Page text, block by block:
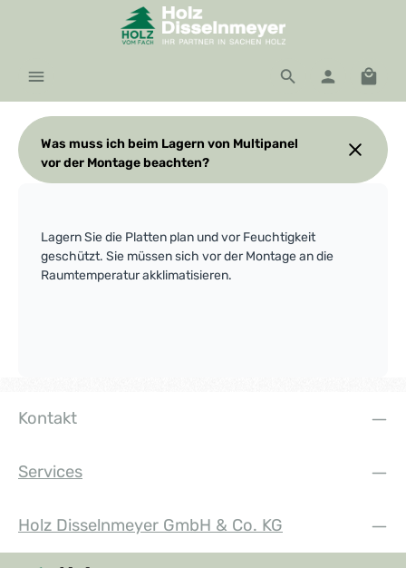
Zum Hauptinhalt springen
Was muss ich beim Lagern von Multipanel
vor der Montage beachten?
Lagern Sie die Platten plan und vor Feuchtigkeit
geschützt. Sie müssen sich vor der Montage an die
Raumtemperatur akklimatisieren.
Kontakt
Services
Holz Disselnmeyer GmbH & Co. KG